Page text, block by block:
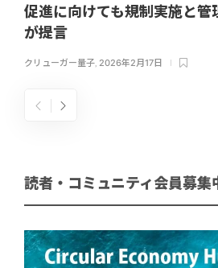
促進に向けても規制実施と管
が提言
クリューガー量子, 2026年2月17日
読者・コミュニティ会員募集